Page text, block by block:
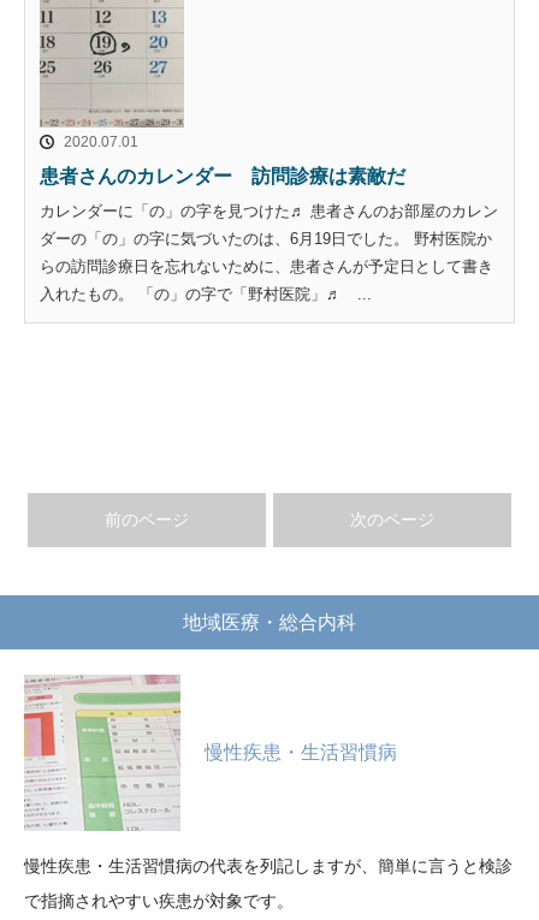
2020.07.01
患者さんのカレンダー 訪問診療は素敵だ
カレンダーに「の」の字を見つけた♬ 患者さんのお部屋のカレン
ダーの「の」の字に気づいたのは、6月19日でした。 野村医院か
らの訪問診療日を忘れないために、患者さんが予定日として書き
入れたもの。 「の」の字で「野村医院」♬ ...
前のページ 次のページ
地域医療・総合内科
慢性疾患・生活習慣病
慢性疾患・生活習慣病の代表を列記しますが、簡単に言うと検診
で指摘されやすい疾患が対象です。